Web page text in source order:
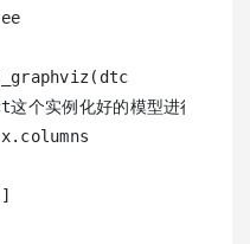
实例化好的模型进行画图